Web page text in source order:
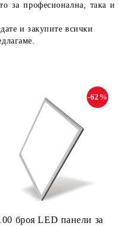
за професионална, така и
и закупите всички
броя LED панели за
-62%